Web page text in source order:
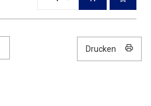
Drucken